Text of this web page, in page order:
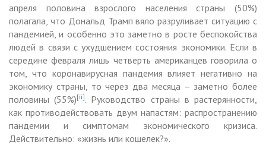
апреля половина взрослого населения страны (50%)
полагала, что Дональд Трамп вяло разруливает ситуацию с
пандемией, и особенно это заметно в росте беспокойства
людей в связи с ухудшением состояния экономики. Если в
середине февраля лишь четверть американцев говорила о
том, что коронавирусная пандемия влияет негативно на
экономику страны, то через два месяца – заметно более
половины (55%)[ii]. Руководство страны в растерянности,
как противодействовать двум напастям: распространению
пандемии и симптомам экономического кризиса.
Действительно: «жизнь или кошелек?».